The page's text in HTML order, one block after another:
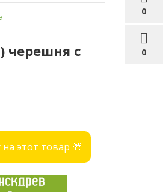
0
0
черешня с
этот товар 🎁